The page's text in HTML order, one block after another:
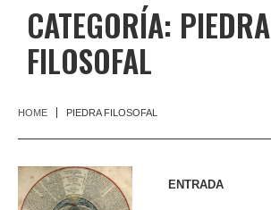
CATEGORÍA: PIEDRA
FILOSOFAL
HOME PIEDRA FILOSOFAL
ENTRADA